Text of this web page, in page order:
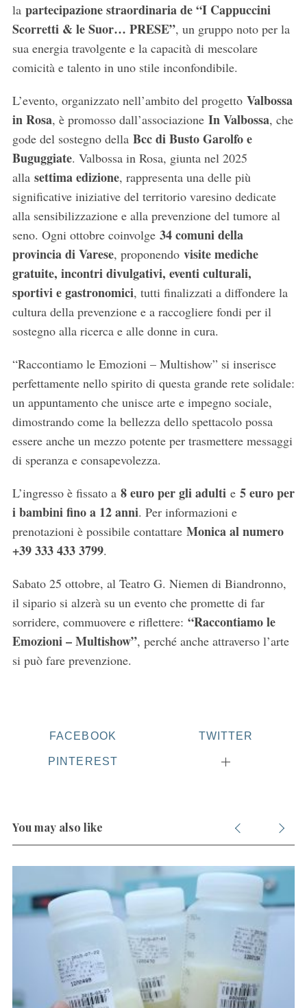
la partecipazione straordinaria de “I Cappuccini
Scorretti & le Suor… PRESE”, un gruppo noto per la
sua energia travolgente e la capacità di mescolare
comicità e talento in uno stile inconfondibile.
L’evento, organizzato nell’ambito del progetto Valbossa
in Rosa, è promosso dall’associazione In Valbossa, che
gode del sostegno della Bcc di Busto Garolfo e
Buguggiate. Valbossa in Rosa, giunta nel 2025
alla settima edizione, rappresenta una delle più
significative iniziative del territorio varesino dedicate
alla sensibilizzazione e alla prevenzione del tumore al
seno. Ogni ottobre coinvolge 34 comuni della
provincia di Varese, proponendo visite mediche
gratuite, incontri divulgativi, eventi culturali,
sportivi e gastronomici, tutti finalizzati a diffondere la
cultura della prevenzione e a raccogliere fondi per il
sostegno alla ricerca e alle donne in cura.
“Raccontiamo le Emozioni – Multishow” si inserisce
perfettamente nello spirito di questa grande rete solidale:
un appuntamento che unisce arte e impegno sociale,
dimostrando come la bellezza dello spettacolo possa
essere anche un mezzo potente per trasmettere messaggi
di speranza e consapevolezza.
L’ingresso è fissato a 8 euro per gli adulti e 5 euro per
i bambini fino a 12 anni. Per informazioni e
prenotazioni è possibile contattare Monica al numero
+39 333 433 3799.
Sabato 25 ottobre, al Teatro G. Niemen di Biandronno,
il sipario si alzerà su un evento che promette di far
sorridere, commuovere e riflettere: “Raccontiamo le
Emozioni – Multishow”, perché anche attraverso l’arte
si può fare prevenzione.
FACEBOOK TWITTER
PINTEREST
You may also like
h
f
: